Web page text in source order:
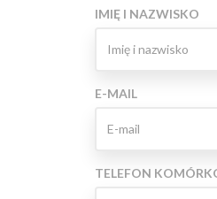
IMIĘ I NAZWISKO
E-MAIL
TELEFON